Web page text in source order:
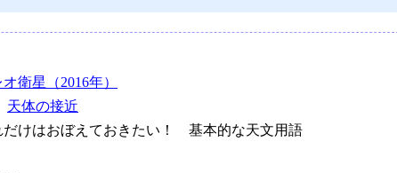
衛星（2016年）
天体の接近
けはおぼえておきたい！ 基本的な天文用語